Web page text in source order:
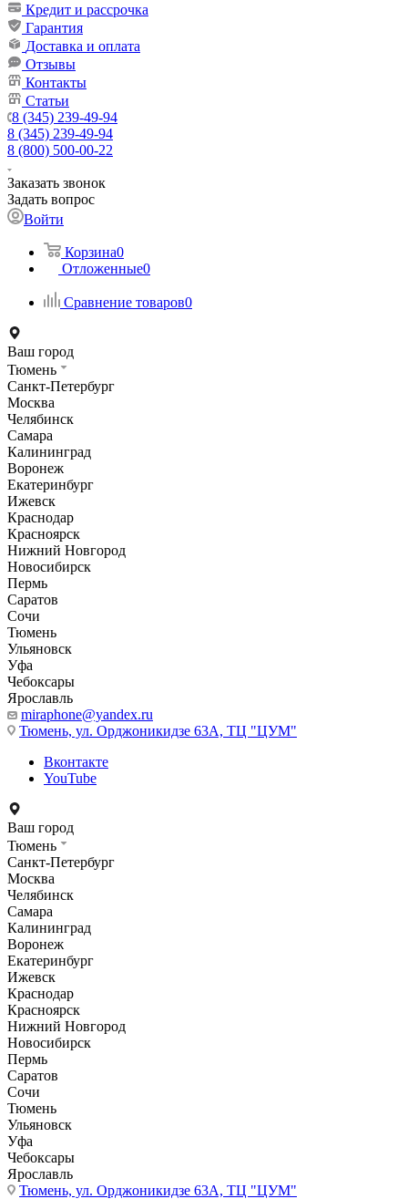
Кредит и рассрочка
Гарантия
Доставка и оплата
Отзывы
Контакты
Статьи
8 (345) 239-49-94
8 (345) 239-49-94
8 (800) 500-00-22
Заказать звонок
Задать вопрос
Войти
Корзина0
Отложенные0
Сравнение товаров0
Ваш город
Тюмень
Санкт-Петербург
Москва
Челябинск
Самара
Калининград
Воронеж
Екатеринбург
Ижевск
Краснодар
Красноярск
Нижний Новгород
Новосибирск
Пермь
Саратов
Сочи
Тюмень
Ульяновск
Уфа
Чебоксары
Ярославль
miraphone@yandex.ru
Тюмень, ул. Орджоникидзе 63А, ТЦ "ЦУМ"
Вконтакте
YouTube
Ваш город
Тюмень
Санкт-Петербург
Москва
Челябинск
Самара
Калининград
Воронеж
Екатеринбург
Ижевск
Краснодар
Красноярск
Нижний Новгород
Новосибирск
Пермь
Саратов
Сочи
Тюмень
Ульяновск
Уфа
Чебоксары
Ярославль
Тюмень, ул. Орджоникидзе 63А, ТЦ "ЦУМ"